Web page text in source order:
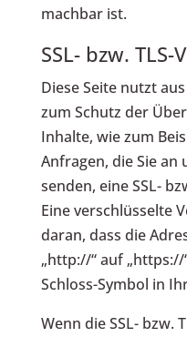
machbar ist.
SSL- bzw.
Diese Seite nutzt
zum Schutz der
Inhalte, wie zum
Anfragen, die Sie an
senden, eine SSL-
Eine verschlüsselte
daran, dass die
„http://“ auf
Schloss-Symbol in
Wenn die SSL- bzw.